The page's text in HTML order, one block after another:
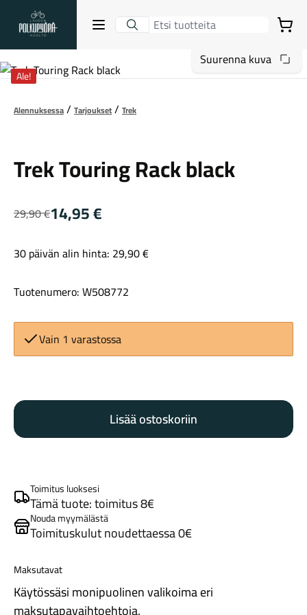
Lahden Polkupyörähuolto - etusivulle
Avaa sulje valikko
Hakutulokset
Gravel-pyörät
Maastosähköpyörät
Kaupunkisähköpyörät
Ostoskori
Ale!
Suurenna kuva
Alennuksessa Tarjoukset Trek
Trek Touring Rack black
29,90€
Alkuperäinen
oli:
14,95€
Nykyinen
on:
30 päivän alin hinta: 29,90€
Tuotenumero: W508772
Vain 1 varastossa
Touring
black
Lisää ostoskoriin
Toimitus luoksesi
Tämä tuote: toimitus 8€
Nouda myymälästä
Toimituskulut noudettaessa 0€
Maksutavat
Käytössäsi monipuolinen valikoima eri